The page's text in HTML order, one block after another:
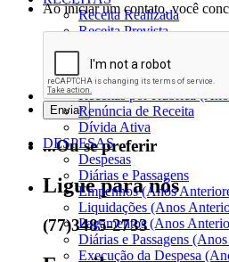
Ao iniciar um contato, você
...Ou se preferir
Ligue para nós
(77)3485-2733
Receita Realizada
Receita Prevista
Conhecimento de
Receitas por Órgão (Anos
Receitas por Fonte (Anos
Receitas por Rubrica
Renúncia de Receita
Dívida Ativa
DESPESAS
Despesas
Diárias e Passagens
Empenhos (Anos
Liquidações (Anos
Pagamentos (Anos
Diárias e Passagens
Execução da Despesa